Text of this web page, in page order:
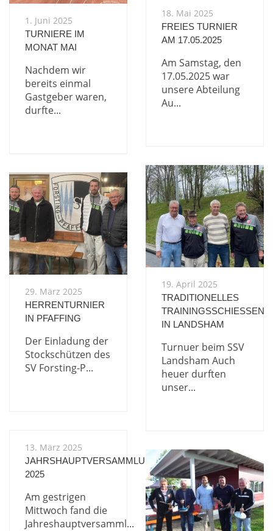
1. Juni 2025
TURNIERE IM
MONAT MAI
Nachdem wir
bereits einmal
Gastgeber waren,
durfte...
18. Mai 2025
FREIES TURNIER
AM 17.05.2025
Am Samstag, den
17.05.2025 war
unsere Abteilung
Au...
19. April 2025
TRADITIONELLES
TRAININGSSCHIESSEN I
N LANDSHAM
Turnuer beim SSV
Landsham Auch
heuer durften
unser...
29. März 2025
HERRENTURNIER
IN PFAFFING
Der Einladung der
Stockschützen des
SV Forsting-P...
13. März 2025
JAHRSHAUPTVERSAMMLUNG
2025
Am gestrigen
Mittwoch fand die
Jahreshauptversamml...